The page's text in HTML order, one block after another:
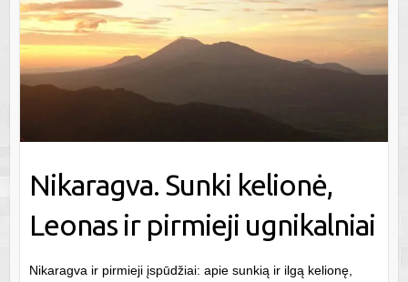
Nikaragva. Sunki kelionė,
Leonas ir pirmieji ugnikalniai
Nikaragva ir pirmieji įspūdžiai: apie sunkią ir ilgą kelionę,